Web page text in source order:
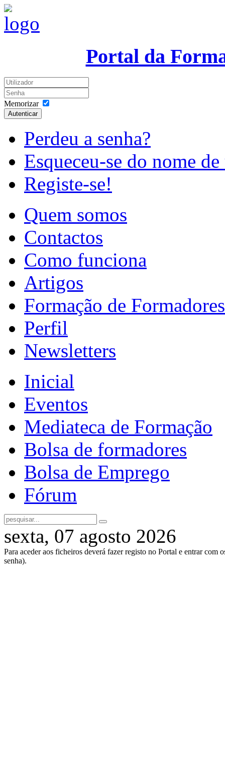
Portal da
Memorizar
Autenticar
Perdeu a senha?
Esqueceu-se do nome
Registe-se!
Quem somos
Contactos
Como funciona
Artigos
Formação de Formadores
Perfil
Newsletters
Inicial
Eventos
Mediateca de Formação
Bolsa de formadores
Bolsa de Emprego
Fórum
sexta, 07 agosto 2026
Para aceder aos ficheiros deverá fazer registo no Portal e entrar com
senha).